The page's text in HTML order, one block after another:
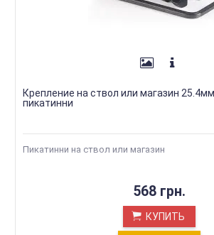
Крепление на ствол или магазин
пикатинни
Пикатинни на ствол или магазин
568 грн.
КУПИТЬ